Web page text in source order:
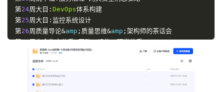
第24周大目: DevOps体系构建
第25周大目:监控系统设计
第26周质量导论&amp ;质量思维&amp ;架构师的茶话会
第27周安全生产体系-团队，设施，研发体系
周安全生产体系-度量，规范& ;文化& amp;案例
周架构治理&
周测试保障专题-质量保障，全链路压测
周质量管理专题